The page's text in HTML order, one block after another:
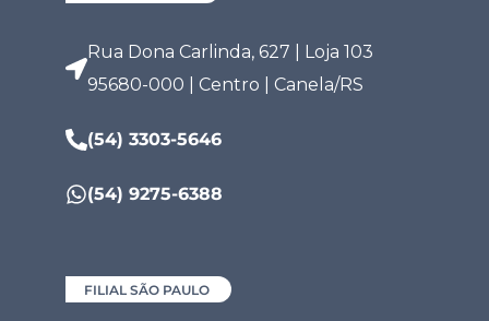
Rua Dona Carlinda, 627 | Loja 103
95680-000 | Centro | Canela/RS
(54) 3303-5646
(54) 9275-6388
FILIAL SÃO PAULO